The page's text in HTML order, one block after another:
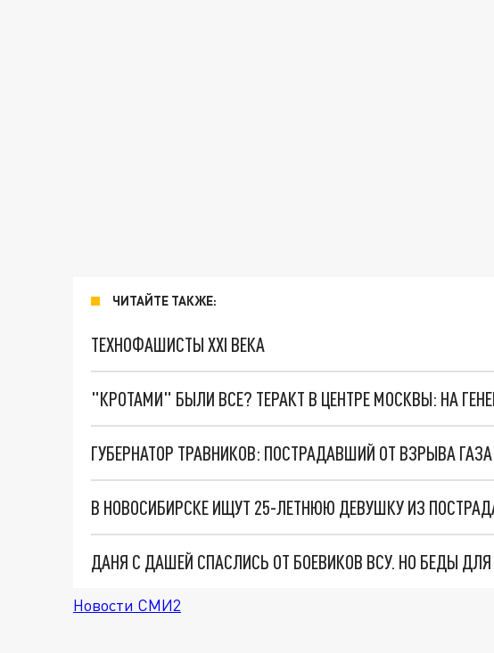
ЧИТАЙТЕ ТАКЖЕ:
ТЕХНОФАШИСТЫ XXI ВЕКА
"КРОТАМИ" БЫЛИ ВСЕ? ТЕРАКТ В ЦЕНТРЕ МОСКВЫ: НА
ГУБЕРНАТОР ТРАВНИКОВ: ПОСТРАДАВШИЙ ОТ ВЗРЫВА
В НОВОСИБИРСКЕ ИЩУТ 25-ЛЕТНЮЮ ДЕВУШКУ ИЗ
ДАНЯ С ДАШЕЙ СПАСЛИСЬ ОТ БОЕВИКОВ ВСУ. НО БЕДЫ
Новости СМИ2